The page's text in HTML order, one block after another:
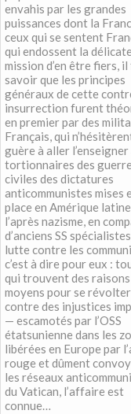
envahis par les grandes
puissances dont la
ceux qui se sentent
qui endossent la délicate
mission d’en être fiers,
savoir que les principes
généraux de cette
insurrection furent
en premier par des
Français, qui
guère à aller l’enseigner
tortionnaires des
civiles des dictatures
anticommunistes mises
place en Amérique
l’après nazisme, en
d’anciens SS
lutte contre les
c’est à dire pour eux :
qui trouvent des
moyens pour se révolter
contre des injustices
— escamotés par l’OSS
étatsunienne dans les
libérées en Europe par
rouge et dûment
les réseaux
du Vatican, l’affaire est
connue…